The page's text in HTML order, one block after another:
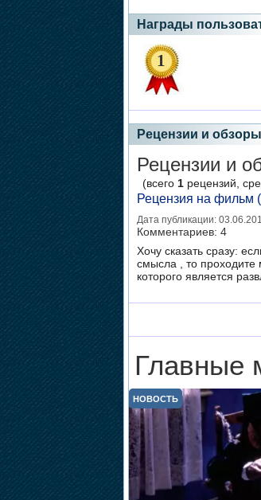
Награды
1
Рецензии и обзоры
Рецензии и
(всего 1рецензий,
Рецензия на фильм
Дата публикации:
Комментариев: 4
Хочу сказать сразу:
смысла , то проходите
которого является
Главные
НОВОСТЬ